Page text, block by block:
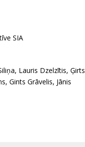
SIA
, Lauris Dzelzītis, Ģirts
, Gints Grāvelis, Jānis